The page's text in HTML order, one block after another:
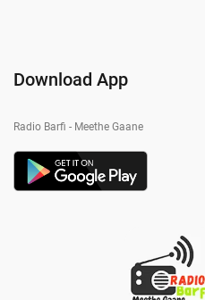
Download App
Radio Barfi - Meethe Gaane